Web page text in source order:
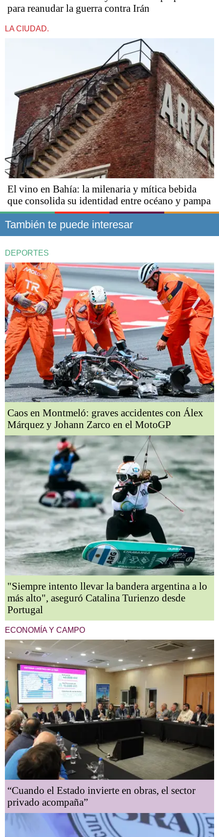
para reanudar la guerra contra Irán
LA CIUDAD.
El vino en Bahía: la milenaria y mítica bebida
que consolida su identidad entre océano y pampa
También te puede interesar
DEPORTES
Caos en Montmeló: graves accidentes con Álex
Márquez y Johann Zarco en el MotoGP
"Siempre intento llevar la bandera argentina a lo
más alto", aseguró Catalina Turienzo desde
Portugal
ECONOMÍA Y CAMPO
“Cuando el Estado invierte en obras, el sector
privado acompaña”